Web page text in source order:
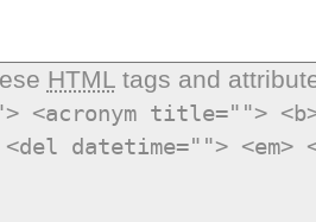
HTMLtags and
<acronym title="">
<del datetime="">